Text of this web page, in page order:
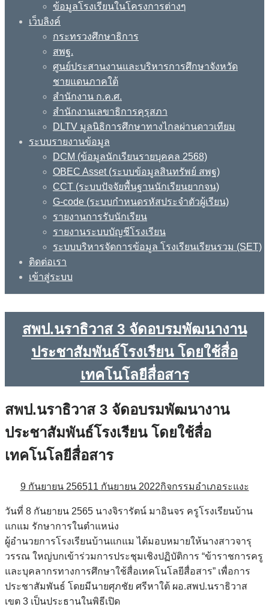
ข้อมูลโรงเรียนในโครงการต่างๆ
เว็บลิงค์
กระทรวงศึกษาธิการ
สพฐ.
ศูนย์ประสานงานและบริหารการศึกษาจังหวัด
ชายแดนภาคใต้
สำนักงาน ก.ค.ศ.
สำนักงานเลขาธิการคุรุสภา
DLTV มูลนิธิการศึกษาทางไกลผ่านดาวเทียม
ระบบรายงานข้อมูล
DCM (ข้อมูลนักเรียนรายบุคคล 2568)
OBEC Asset (ระบบข้อมูลสินทรัพย์ สพฐ)
CCT (ระบบปัจจัยพื้นฐานนักเรียนยากจน)
G-code (ระบบกำหนดรหัสประจำตัวผู้เรียน)
รายงานการรับนักเรียน
รายงานระบบบัญชีโรงเรียน
ระบบบริหารจัดการข้อมูล โรงเรียนเรียนรวม (SET)
ติดต่อเรา
เข้าสู่ระบบ
สพป.นราธิวาส 3 จัดอบรมพัฒนางาน
ประชาสัมพันธ์โรงเรียน โดยใช้สื่อ
เทคโนโลยีสื่อสาร
สพป.นราธิวาส 3 จัดอบรมพัฒนางาน
ประชาสัมพันธ์โรงเรียน โดยใช้สื่อ
เทคโนโลยีสื่อสาร
9 กันยายน 256511 กันยายน 2022กิจกรรมอำเภอระแงะ
วันที่ 8 กันยายน 2565 นางจิรารัตน์ มาอินจร ครูโรงเรียนบ้าน
แกแม รักษาการในตำแหน่ง
ผู้อำนวยการโรงเรียนบ้านแกแม ได้มอบหมายให้นางสาวจารุ
วรรณ ใหญ่บกเข้าร่วมการประชุมเชิงปฏิบัติการ “ข้าราชการครู
และบุคลากรทางการศึกษาใช้สื่อเทคโนโลยีสื่อสาร” เพื่อการ
ประชาสัมพันธ์ โดยมีนายศุภชัย ศรีหาใต้ ผอ.สพป.นราธิวาส
เขต 3 เป็นประธานในพิธีเปิด